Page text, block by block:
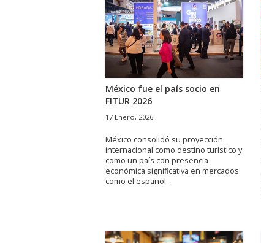
México fue el país socio en
FITUR 2026
17 Enero, 2026
México consolidó su proyección
internacional como destino turístico y
como un país con presencia
económica significativa en mercados
como el español.